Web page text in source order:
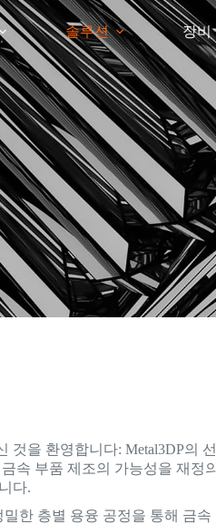
솔루션 장비
것을 환영합니다: Metal3DP의
속 부품 제조의 가능성을 재정
다.
한 층별 용융 공정을 통해 금